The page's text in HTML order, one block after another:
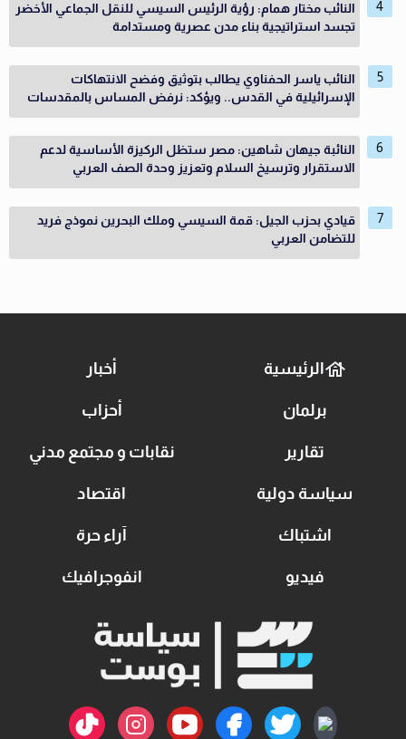
النائب مختار همام: رؤية الرئيس السيسي للنقل الجماعي الأخضر
تجسد استراتيجية بناء مدن عصرية ومستدامة
النائب ياسر الحفناوي يطالب بتوثيق وفضح الانتهاكات
الإسرائيلية في القدس.. ويؤكد: نرفض المساس بالمقدسات
النائبة جيهان شاهين: مصر ستظل الركيزة الأساسية لدعم
الاستقرار وترسيخ السلام وتعزيز وحدة الصف العربي
قيادي بحزب الجيل: قمة السيسي وملك البحرين نموذج فريد
للتضامن العربي
الرئيسية أخبار
برلمان أحزاب
تقارير نقابات و مجتمع مدني
سياسة دولية اقتصاد
اشتباك آراء حرة
فيديو انفوجرافيك